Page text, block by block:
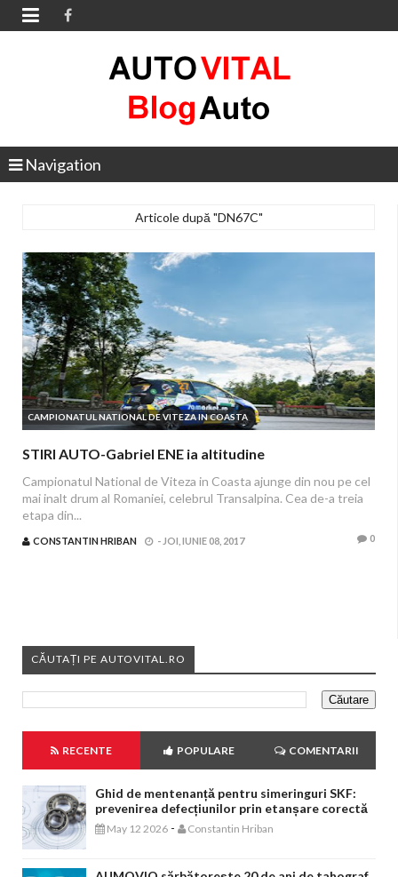

Navigation
Articole după "DN67C"
CAMPIONATUL NATIONAL DE VITEZA IN COASTA
STIRI AUTO-Gabriel ENE ia altitudine
Campionatul National de Viteza in Coasta ajunge din nou pe cel
mai inalt drum al Romaniei, celebrul Transalpina. Cea de-a treia
etapa din...
CONSTANTIN HRIBAN - JOI, IUNIE 08, 2017 0
CĂUTAȚI PE AUTOVITAL.RO
RECENTE POPULARE COMENTARII
Ghid de mentenanță pentru simeringuri SKF:
prevenirea defecțiunilor prin etanșare corectă
May 12 2026 - Constantin Hriban